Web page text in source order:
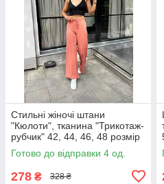
Стильні жіночі штани
"Кюлоти", тканина "Трикотаж-
рубчик" 42, 44, 46, 48 розмір
42
Готово до відправки 4 од.
278 ₴ 328 ₴